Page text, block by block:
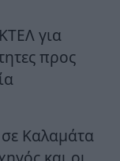
για
προς
Καλαμάτα